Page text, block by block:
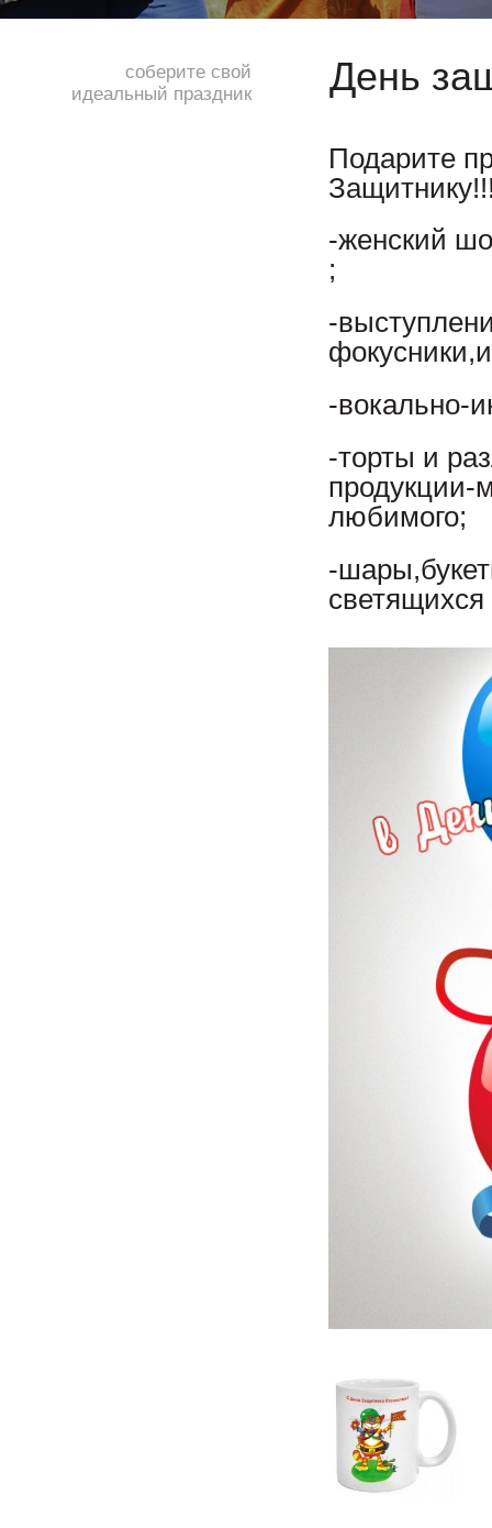
День
соберите свой
идеальный праздник
Подарите
-женский
;
-
-вокально-
-торты и
продукции-
любимого;
-